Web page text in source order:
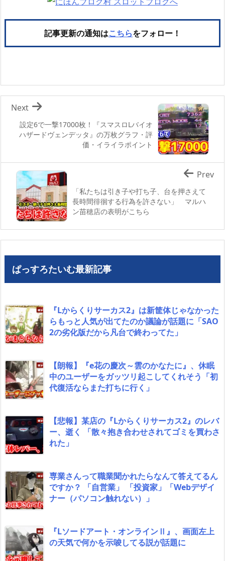
記事更新の通知はこちらをフォロー！
設定6で一撃17000枚！『スマスロLバイオ
ハザードヴェンデッタ』の万枚グラフ・評
価・イライラポイント
Next
「私たちは引き子や打ち子、台を押さえて
長時間徘徊する行為を許さない」 マルハ
ン苗穂店の表明がこちら
Prev
ぱっすろたいむ最新記事
『Lからくりサーカス2』は新筐体じゃなかった
らもっと人気が出てたのか議論が話題に「SAO
2の劣化版だから凡台で終わってた」
【朗報】『e花の慶次～雲のかなたに』、休眠
中のユーザーをガッツリ起こしてくれそう「初
代復活ならまた打ちに行く」
【悲報】某店の『Lからくりサーカス2』のレバ
ー、逝く 「散々抱き合わせされてゴミを買わさ
れた」
専業さんって職業聞かれたらなんて答えてるん
ですか？ 「自営業」 「投資家」「Webデザイ
ナー（パソコン触れない）」
『Lソードアート・オンラインⅡ』、画面左上
の天気で何かを示唆してる説が話題に